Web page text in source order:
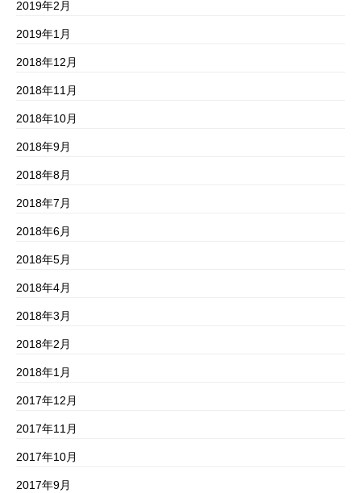
2019年2月
2019年1月
2018年12月
2018年11月
2018年10月
2018年9月
2018年8月
2018年7月
2018年6月
2018年5月
2018年4月
2018年3月
2018年2月
2018年1月
2017年12月
2017年11月
2017年10月
2017年9月